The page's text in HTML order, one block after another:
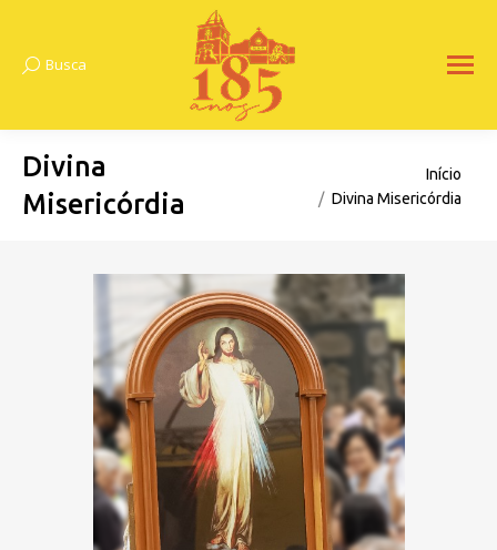
Search:
Busca
Divina
Misericórdia
Início
Divina Misericórdia